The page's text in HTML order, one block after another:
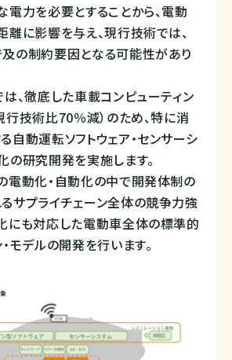
電力を必要とすることから、電動
離に影響を与え、現行技術では、
の制約要因となる可能性があり
は、徹底した車載コンピューティン
行技術比70％減）のため、特に消
自動運転ソフトウェア・センサーシ
の研究開発を実施します。
電動化・自動化の中で開発体制の
サプライチェーン全体の競争力強
にも対応した電動車全体の標準的
モデルの開発を行います。